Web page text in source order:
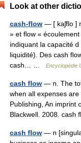
Look at other
cash-flow — [ kaʃflo ]
» et flow «
indiquant la capacité
liquidité). Des cash
cash… …
Encyclopédie
cash flow — n. The
when all expenses
Publishing, An imprint
Blackwell. 2008.
cash flow — n